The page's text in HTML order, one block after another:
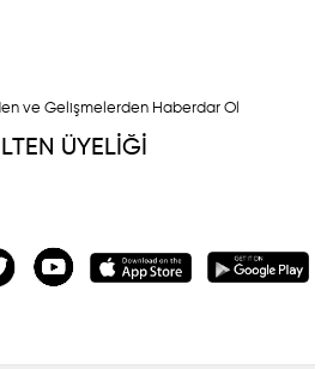
ve Gelişmelerden Haberdar Ol
ÜYELİĞİ